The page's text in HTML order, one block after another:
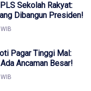
Sekolah Rakyat:
Dibangun Presiden!
Pagar Tinggi Mal:
Ancaman Besar!